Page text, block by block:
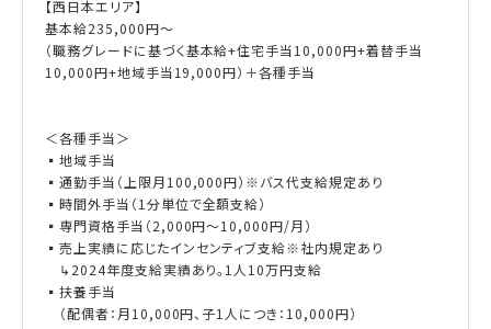
【西日本エリア】
基本給235,000円～
（職務グレードに基づく基本給+住宅手当10,000円+着替手当
10,000円+地域手当19,000円）＋各種手当
＜各種手当＞
▪地域手当
▪通勤手当（上限月100,000円）※バス代支給規定あり
▪時間外手当（1分単位で全額支給）
▪専門資格手当（2,000円～10,000円/月）
▪売上実績に応じたインセンティブ支給※社内規定あり
↳2024年度支給実績あり。1人10万円支給
▪扶養手当
（配偶者：月10,000円、子1人につき：10,000円）